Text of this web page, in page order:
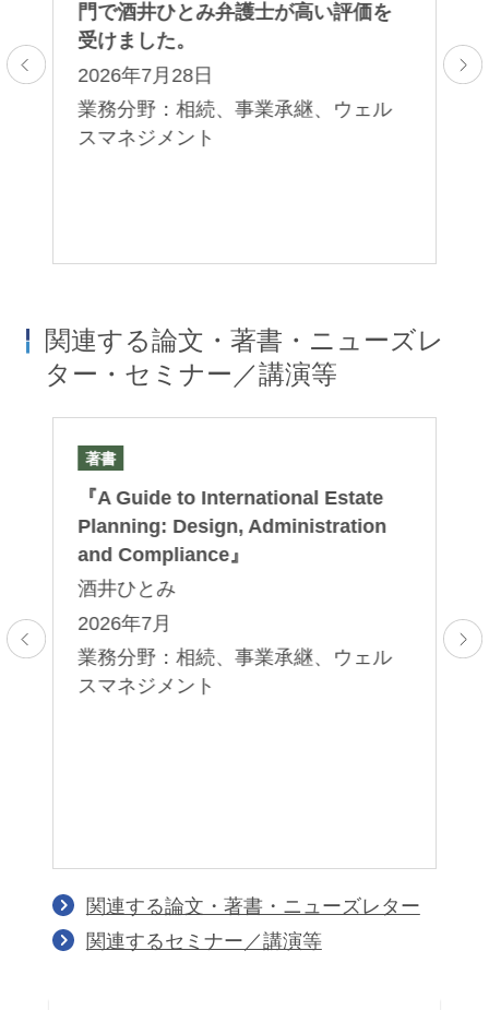
門で酒井ひとみ弁護士が高い評価を
受けました。
2026年7月28日
業務分野：相続、事業承継、ウェル
スマネジメント
受
関連する論文・著書・ニューズレ
ター・セミナー／講演等
著書
『A Guide to International Estate
Planning: Design, Administration
and Compliance』
酒井ひとみ
2026年7月
業務分野：相続、事業承継、ウェル
スマネジメント
関連する論文・著書・ニューズレター
関連するセミナー／講演等